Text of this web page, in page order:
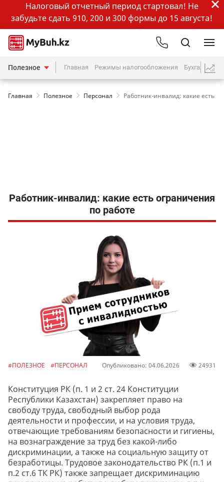
Налоговый отчетный период стартовал! Не
забудьте сдать 910, 200 и 300 формы до 15 августа!
Полезное Главная Режимы налогообложения Бухгалтерия
Главная Полезное Персонал Работник-инвалид: какие есть
Работник-инвалид: какие есть ограничения
по работе
#ПОЛЕЗНОЕ #ПЕРСОНАЛ Опубликовано: 04.06.2026 24931
Конституция РК (п. 1 и 2 ст. 24 Конституции
Республики Казахстан) закрепляет право на
свободу труда, свободный выбор рода
деятельности и профессии, и на условия труда,
отвечающие требованиям безопасности и гигиены,
на вознаграждение за труд без какой-либо
дискриминации, а также на социальную защиту от
безработицы. Трудовое законодательство РК (п.1 и
п.2 ст.6 ТК РК) также запрещает дискриминацию